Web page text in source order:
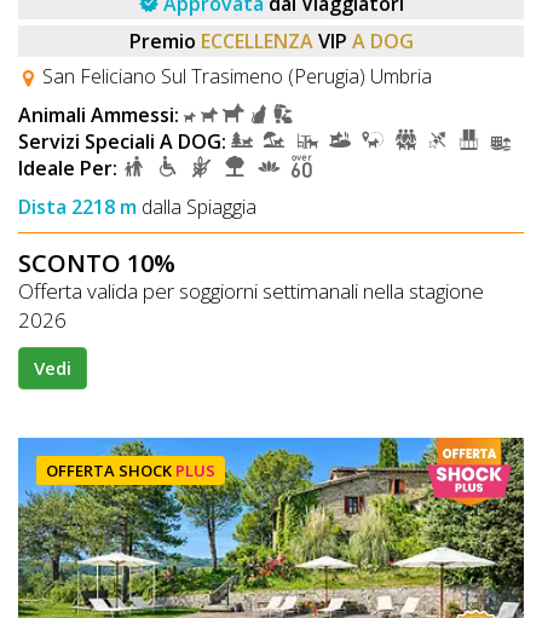
Premio ECCELLENZA VIP A DOG
San Feliciano Sul Trasimeno (Perugia) Umbria
Animali Ammessi:
Servizi Speciali A DOG:
Ideale Per:
Dista 2218 m dalla Spiaggia
SCONTO 10%
Offerta valida per soggiorni settimanali nella stagione
2026
Vedi
OFFERTA SHOCK PLUS